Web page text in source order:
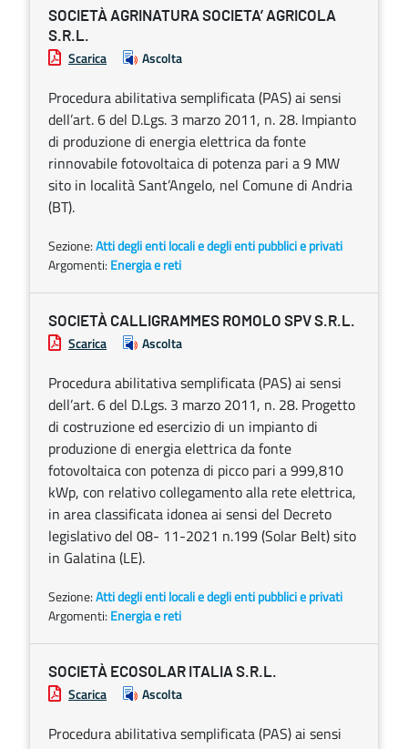
SOCIETÀ AGRINATURA SOCIETA’ AGRICOLA
S.R.L.
Scarica Ascolta
Procedura abilitativa semplificata (PAS) ai sensi
dell’art. 6 del D.Lgs. 3 marzo 2011, n. 28. Impianto
di produzione di energia elettrica da fonte
rinnovabile fotovoltaica di potenza pari a 9 MW
sito in località Sant’Angelo, nel Comune di Andria
(BT).
Sezione:Atti degli enti locali e degli enti pubblici e privati
Argomenti: Energia e reti
SOCIETÀ CALLIGRAMMES ROMOLO SPV S.R.L.
Scarica Ascolta
Procedura abilitativa semplificata (PAS) ai sensi
dell’art. 6 del D.Lgs. 3 marzo 2011, n. 28. Progetto
di costruzione ed esercizio di un impianto di
produzione di energia elettrica da fonte
fotovoltaica con potenza di picco pari a 999,810
kWp, con relativo collegamento alla rete elettrica,
in area classificata idonea ai sensi del Decreto
legislativo del 08- 11-2021 n.199 (Solar Belt) sito
in Galatina (LE).
Sezione:Atti degli enti locali e degli enti pubblici e privati
Argomenti: Energia e reti
SOCIETÀ ECOSOLAR ITALIA S.R.L.
Scarica Ascolta
Procedura abilitativa semplificata (PAS) ai sensi